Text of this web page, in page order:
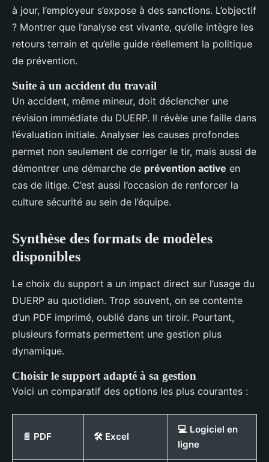
à jour, l’employeur s’expose à des sanctions. L’objectif
? Montrer que l’analyse est vivante, qu’elle intègre les
retours terrain et qu’elle guide réellement la politique
de prévention.
Suite à un accident du travail
Un accident, même mineur, doit déclencher une
révision immédiate du DUERP. Il révèle une faille dans
l’évaluation initiale. Analyser les causes profondes
permet non seulement de corriger le tir, mais aussi de
démontrer une démarche de prévention active en
cas de litige. C’est aussi l’occasion de renforcer la
culture sécurité au sein de l’équipe.
Synthèse des formats de modèles
disponibles
Le choix du support a un impact direct sur l’usage du
DUERP au quotidien. Trop souvent, on se contente
d’un PDF imprimé, oublié dans un tiroir. Pourtant,
plusieurs formats permettent une gestion plus
dynamique.
Choisir le support adapté à sa gestion
Voici un comparatif des options les plus courantes :
📄 PDF 🛠️ Excel
💻 Logiciel en
ligne